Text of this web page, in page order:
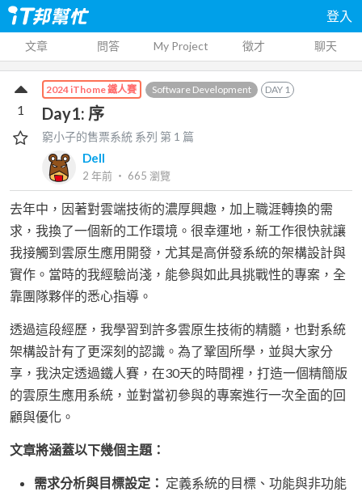
登入
文章 問答 My Project 徵才 聊天
2024 iThome 鐵人賽 Software Development DAY 1
Day1: 序
窮小子的售票系統 系列 第 1 篇
Dell
2 年前 ‧ 665 瀏覽
1
去年中，因著對雲端技術的濃厚興趣，加上職涯轉換的需
求，我換了一個新的工作環境。很幸運地，新工作很快就讓
我接觸到雲原生應用開發，尤其是高併發系統的架構設計與
實作。當時的我經驗尚淺，能參與如此具挑戰性的專案，全
靠團隊夥伴的悉心指導。
透過這段經歷，我學習到許多雲原生技術的精髓，也對系統
架構設計有了更深刻的認識。為了鞏固所學，並與大家分
享，我決定透過鐵人賽，在30天的時間裡，打造一個精簡版
的雲原生應用系統，並對當初參與的專案進行一次全面的回
顧與優化。
文章將涵蓋以下幾個主題：
需求分析與目標設定： 定義系統的目標、功能與非功能